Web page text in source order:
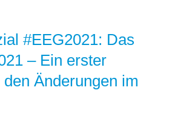
Grundsatzfragen
Märkte
Netze
Karriere
Über uns
Stiftungsporträt
#EEG2021: Das
– Ein erster
Änderungen im